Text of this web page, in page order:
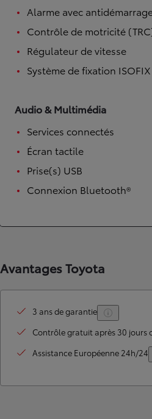
TOYOTA C-HR
Disponible rapidement
Alarme avec
Contrôle de motricité
Régulateur de vitesse
Système de fixation ISOFIX
Audio & Multimédia
Services connectés
Écran tactile
Prise(s) USB
Connexion Bluetooth®
Avantages Toyota
3 ans de garantie
Contrôle gratuit après 30 jours
Assistance Européenne 24h/24